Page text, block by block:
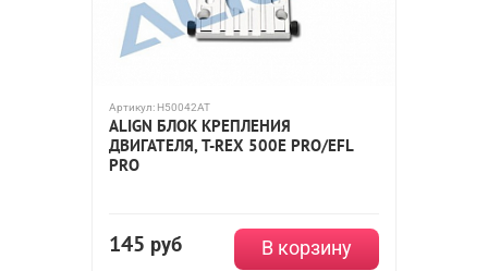
Артикул: H50042AT
ALIGN БЛОК КРЕПЛЕНИЯ
ДВИГАТЕЛЯ, T-REX 500E PRO/EFL
PRO
145 руб В корзину